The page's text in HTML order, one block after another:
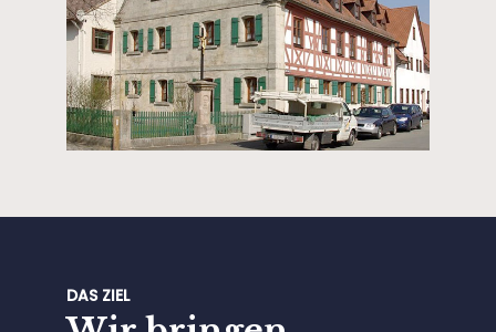
DAS ZIEL